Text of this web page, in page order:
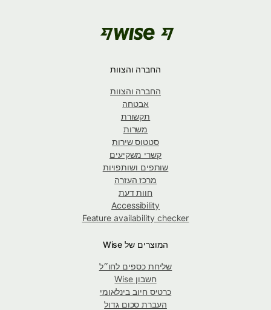
החברה והצוות
החברה והצוות
אבטחה
תקשורת
משרות
סטטוס שירות
קשרי משקיעים
שותפים ושותפויות
מרכז העזרה
חוות דעת
Accessibility
Feature availability checker
המוצרים של Wise
שליחת כספים לחו״ל
חשבון Wise
כרטיס חיוב בינלאומי
העברת סכום גדול